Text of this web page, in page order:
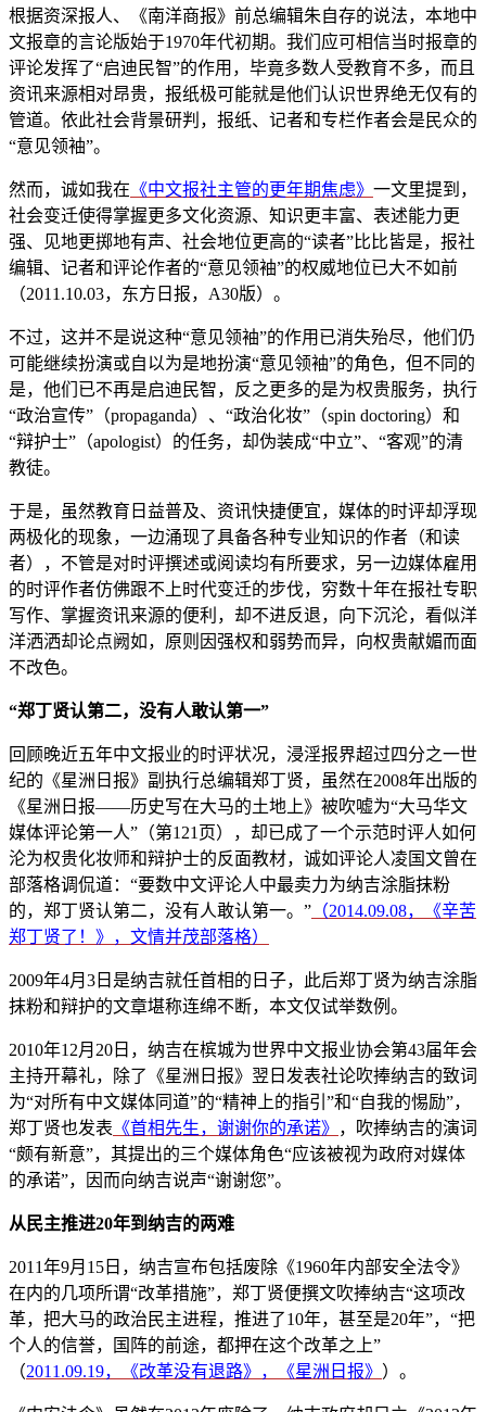
根据资深报人、《南洋商报》前总编辑朱自存的说法，本地中
文报章的言论版始于1970年代初期。我们应可相信当时报章的
评论发挥了“启迪民智”的作用，毕竟多数人受教育不多，而且
资讯来源相对昂贵，报纸极可能就是他们认识世界绝无仅有的
管道。依此社会背景研判，报纸、记者和专栏作者会是民众的
“意见领袖”。
然而，诚如我在 《中文报社主管的更年期焦虑》 一文里提到，
社会变迁使得掌握更多文化资源、知识更丰富、表述能力更
强、见地更掷地有声、社会地位更高的“读者”比比皆是，报社
编辑、记者和评论作者的“意见领袖”的权威地位已大不如前
（2011.10.03，东方日报，A30版）。
不过，这并不是说这种“意见领袖”的作用已消失殆尽，他们仍
可能继续扮演或自以为是地扮演“意见领袖”的角色，但不同的
是，他们已不再是启迪民智，反之更多的是为权贵服务，执行
“政治宣传”（propaganda）、“政治化妆”（spin doctoring）和
“辩护士”（apologist）的任务，却伪装成“中立”、“客观”的清
教徒。
于是，虽然教育日益普及、资讯快捷便宜，媒体的时评却浮现
两极化的现象，一边涌现了具备各种专业知识的作者（和读
者），不管是对时评撰述或阅读均有所要求，另一边媒体雇用
的时评作者仿佛跟不上时代变迁的步伐，穷数十年在报社专职
写作、掌握资讯来源的便利，却不进反退，向下沉沦，看似洋
洋洒洒却论点阙如，原则因强权和弱势而异，向权贵献媚而面
不改色。
“郑丁贤认第二，没有人敢认第一”
回顾晚近五年中文报业的时评状况，浸淫报界超过四分之一世
纪的《星洲日报》副执行总编辑郑丁贤，虽然在2008年出版的
《星洲日报――历史写在大马的土地上》被吹嘘为“大马华文
媒体评论第一人”（第121页），却已成了一个示范时评人如何
沦为权贵化妆师和辩护士的反面教材，诚如评论人凌国文曾在
部落格调侃道：“要数中文评论人中最卖力为纳吉涂脂抹粉
的，郑丁贤认第二，没有人敢认第一。” （2014.09.08，《辛苦
郑丁贤了！》，文情并茂部落格）
2009年4月3日是纳吉就任首相的日子，此后郑丁贤为纳吉涂脂
抹粉和辩护的文章堪称连绵不断，本文仅试举数例。
2010年12月20日，纳吉在槟城为世界中文报业协会第43届年会
主持开幕礼，除了《星洲日报》翌日发表社论吹捧纳吉的致词
为“对所有中文媒体同道”的“精神上的指引”和“自我的惕励”，
郑丁贤也发表 《首相先生，谢谢你的承诺》 ，吹捧纳吉的演词
“颇有新意”，其提出的三个媒体角色“应该被视为政府对媒体
的承诺”，因而向纳吉说声“谢谢您”。
从民主推进20年到纳吉的两难
2011年9月15日，纳吉宣布包括废除《1960年内部安全法令》
在内的几项所谓“改革措施”，郑丁贤便撰文吹捧纳吉“这项改
革，把大马的政治民主进程，推进了10年，甚至是20年”，“把
个人的信誉，国阵的前途，都押在这个改革之上”
（2011.09.19，《改革没有退路》，《星洲日报》 ）。